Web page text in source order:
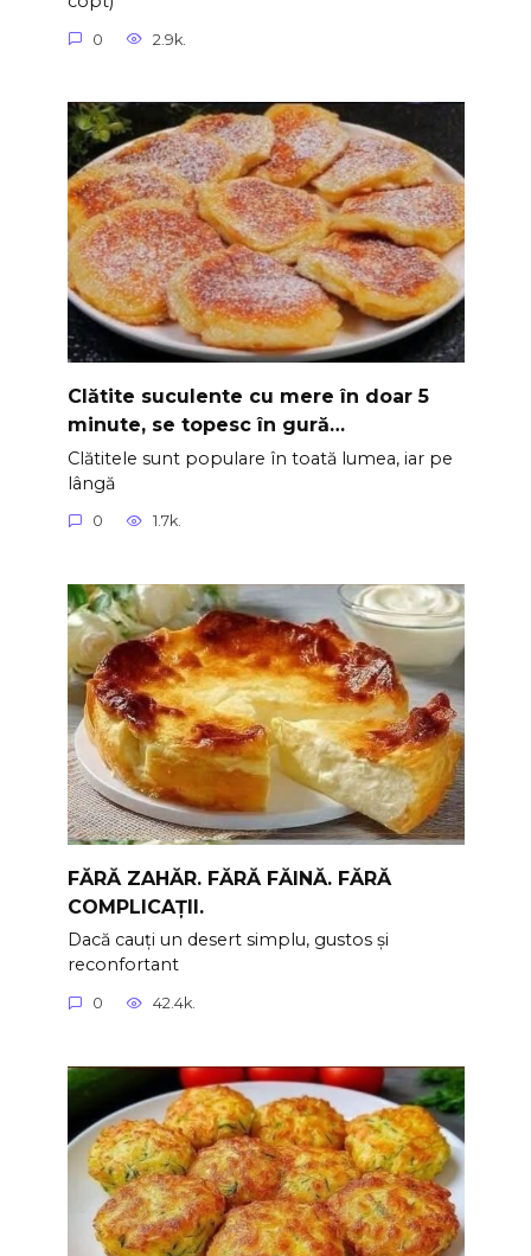
0 2.9k.
Clătite suculente cu mere în doar 5
minute, se topesc în gură…
Clătitele sunt populare în toată lumea, iar pe
lângă
0 1.7k.
FĂRĂ ZAHĂR. FĂRĂ FĂINĂ. FĂRĂ
COMPLICAȚII.
Dacă cauți un desert simplu, gustos și
reconfortant
0 42.4k.